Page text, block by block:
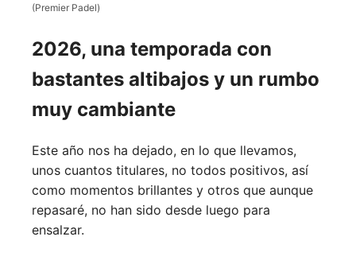
(Premier Padel)
2026, una temporada con
bastantes altibajos y un rumbo
muy cambiante
Este año nos ha dejado, en lo que llevamos,
unos cuantos titulares, no todos positivos, así
como momentos brillantes y otros que aunque
repasaré, no han sido desde luego para
ensalzar.